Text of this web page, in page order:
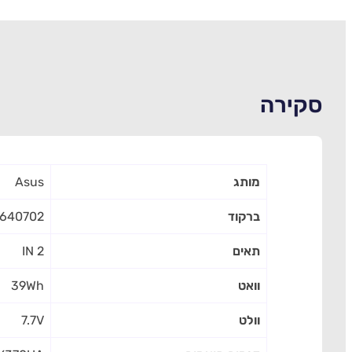
סקירה
מותג Asus
ברקוד
תאים 2 IN
וואט 39Wh
וולט 7.7V